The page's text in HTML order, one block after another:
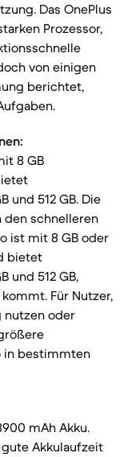
Das OnePlus
Prozessor,
von einigen
berichtet,
8 GB
und 512 GB. Die
den schnelleren
ist mit 8 GB oder
bietet
und 512 GB,
Für Nutzer,
nutzen oder
in bestimmten
mAh Akku.
Akkulaufzeit